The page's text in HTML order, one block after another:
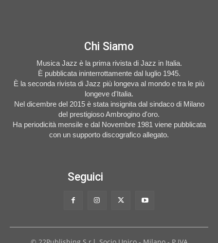
Chi Siamo
Musica Jazz è la prima rivista di Jazz in Italia.
È pubblicata ininterrottamente dal luglio 1945.
È la seconda rivista di Jazz più longeva al mondo e tra le più
longeve d'Italia.
Nel dicembre del 2015 è stata insignita dal sindaco di Milano
del prestigioso Ambrogino d'oro.
Ha periodicità mensile e dal Novembre 1981 viene pubblicata
con un supporto discografico allegato.
Seguici